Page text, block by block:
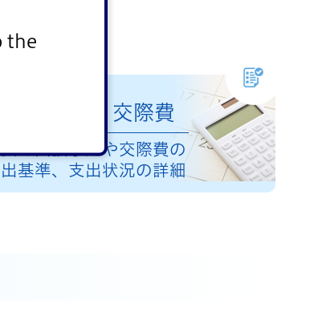
the
海外出張・交際費
の出張予定や交際費の
基準、支出状況の詳細